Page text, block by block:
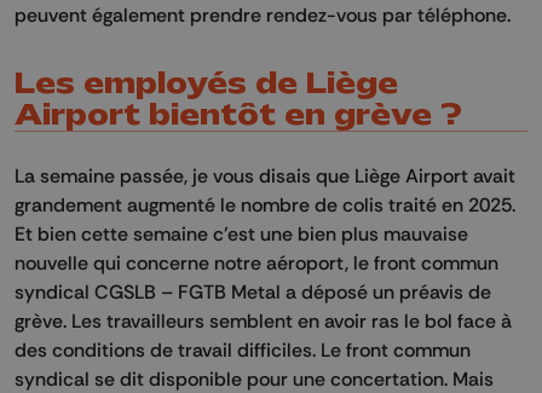
peuvent également prendre rendez-vous par téléphone.
Les employés de Liège
Airport bientôt en grève ?
La semaine passée, je vous disais que Liège Airport avait
grandement augmenté le nombre de colis traité en 2025.
Et bien cette semaine c’est une bien plus mauvaise
nouvelle qui concerne notre aéroport, le front commun
syndical CGSLB – FGTB Metal a déposé un préavis de
grève. Les travailleurs semblent en avoir ras le bol face à
des conditions de travail difficiles. Le front commun
syndical se dit disponible pour une concertation. Mais